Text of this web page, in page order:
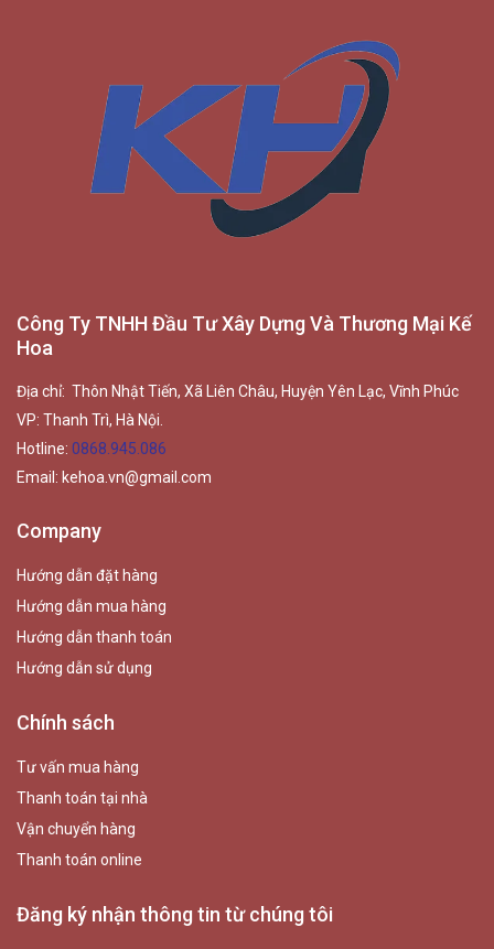
Công Ty TNHH Đầu Tư Xây Dựng Và Thương Mại Kế
Hoa
Địa chỉ: Thôn Nhật Tiến, Xã Liên Châu, Huyện Yên Lạc, Vĩnh Phúc
VP: Thanh Trì, Hà Nội.
Hotline: 0868.945.086
Email: kehoa.vn@gmail.com
Company
Hướng dẫn đặt hàng
Hướng dẫn mua hàng
Hướng dẫn thanh toán
Hướng dẫn sử dụng
Chính sách
Tư vấn mua hàng
Thanh toán tại nhà
Vận chuyển hàng
Thanh toán online
Đăng ký nhận thông tin từ chúng tôi